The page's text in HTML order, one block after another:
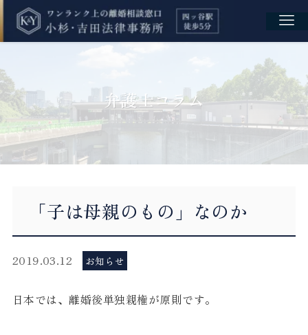
弁護士コラム
「子は母親のもの」なのか
2019.03.12 お知らせ
日本では、離婚後単独親権が原則です。